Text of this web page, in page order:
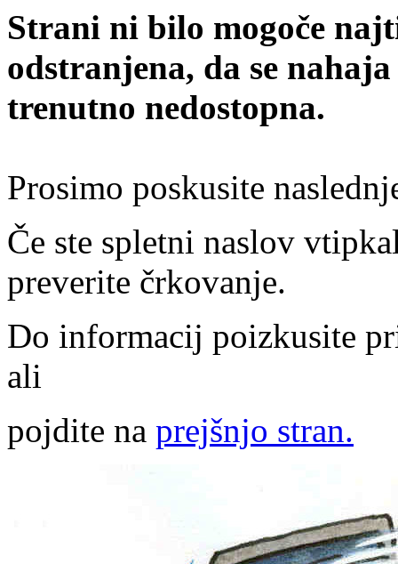
Strani ni bilo mogoče
odstranjena, da se
trenutno nedostopna.
Prosimo poskusite
Če ste spletni naslov
preverite črkovanje.
Do informacij poizkusite
ali
pojdite na prejšnjo stran.